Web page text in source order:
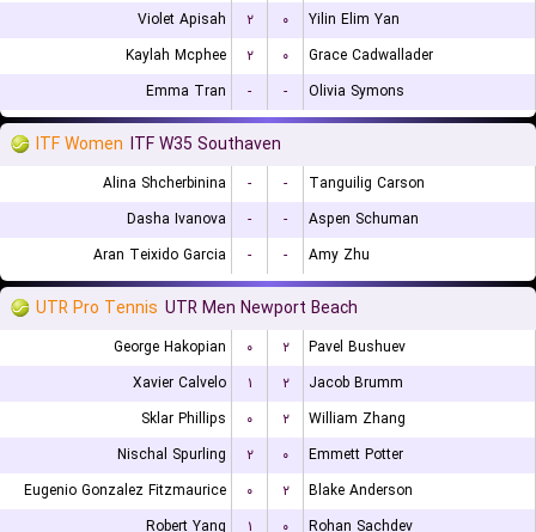
Violet Apisah
۲ ۰
Yilin Elim Yan
Kaylah Mcphee
۲ ۰
Grace Cadwallader
Emma Tran
- - Olivia Symons
ITF Women ITF W35 Southaven
Alina Shcherbinina - -
Tanguilig Carson
Dasha Ivanova
- -
Aspen Schuman
Aran Teixido Garcia
- - Amy Zhu
UTR Pro Tennis UTR Men Newport Beach
George Hakopian ۰ ۲
Pavel Bushuev
Xavier Calvelo
۱ ۲
Jacob Brumm
Sklar Phillips
۰ ۲
William Zhang
Nischal Spurling
۲ ۰
Emmett Potter
Eugenio Gonzalez Fitzmaurice
۰ ۲
Blake Anderson
Robert Yang
۱ ۰ Rohan Sachdev